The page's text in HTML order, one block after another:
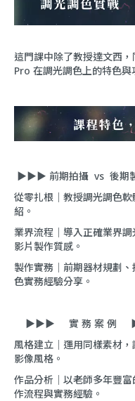
這門課中除了教授達文西
Pro 在調光調色上的特色與
▶︎▶︎▶︎ 前期拍攝 vs 後
從零扎根｜教授調光調色
紹。
業界流程｜導入正確業界
影片製作質感。
製作實務｜前期器材規劃
色實務經驗分享。
▶︎▶︎▶︎ 實 務 案
風格建立｜運用同樣素材
影像風格。
作品分析｜以老師多年豐
作流程與實務經驗。